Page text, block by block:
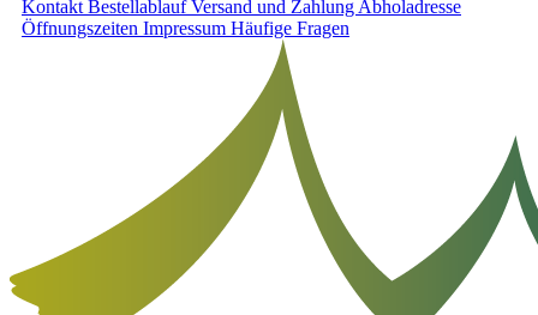
Kontakt BestellablaufVersand und Zahlung Abholadresse
Öffnungszeiten Impressum Häufige Fragen